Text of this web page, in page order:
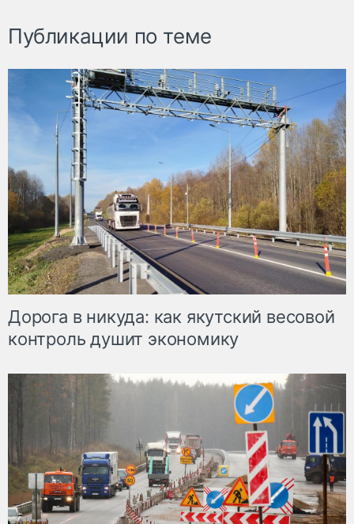
Публикации по теме
Дорога в никуда: как якутский весовой
контроль душит экономику